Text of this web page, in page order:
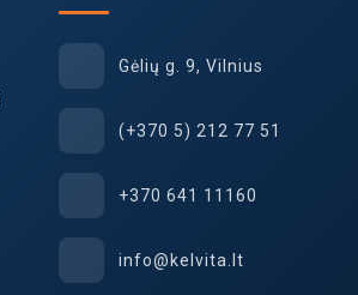
Gėlių g. 9, Vilnius
(+370 5) 212 77 51
+370 641 11160
info@kelvita.lt